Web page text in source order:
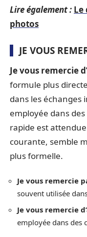
Lire également : Le
photos
JE VOUS
Je vous remercie
formule plus
dans les échanges
employée dans
rapide est
courante, semble
plus formelle.
Je vous remercie
souvent utilisée
Je vous remercie
employée dans des